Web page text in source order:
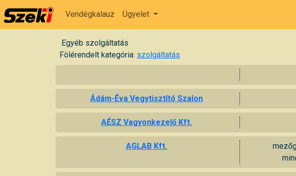
Vendégkalauz Ügyelet
Egyéb szolgáltatás
Fölérendelt kategória: szolgáltatás
Ádám-Éva Vegytisztító Szalon
AÉSZ Vagyonkezelő Kft.
AGLAB Kft.